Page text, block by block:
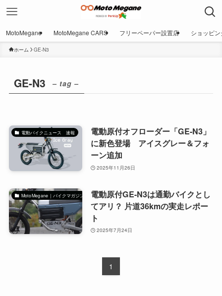
MotoMegane MotoMegane CARS フリーペーパー設置店 ショッピン
ホーム GE-N3
GE-N3 – tag –
電動バイクニュース 速報
電動原付オフローダー「GE-N3」
に新色登場 アイスグレー＆フォ
ーン追加
2025年11月26日
MotoMegane｜バイクマガジン
電動原付GE-N3は通勤バイクとし
てアリ？ 片道36kmの実走レポー
ト
2025年7月24日
1